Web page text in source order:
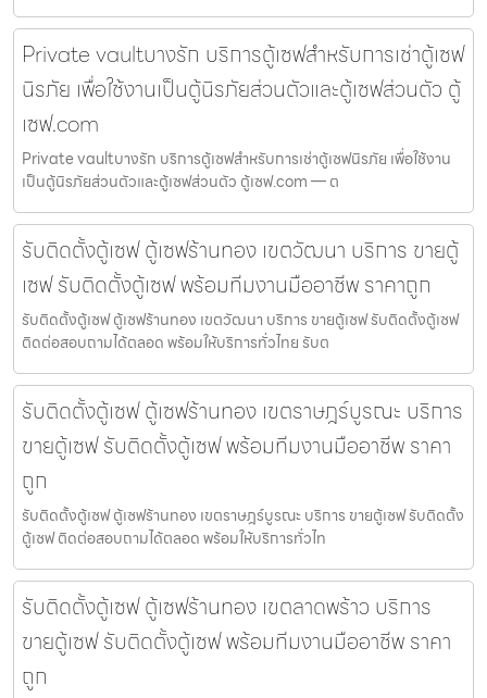
Private vaultบางรัก บริการตู้เซฟสำหรับการเช่าตู้เซฟ
นิรภัย เพื่อใช้งานเป็นตู้นิรภัยส่วนตัวและตู้เซฟส่วนตัว ตู้
เซฟ.com
Private vaultบางรัก บริการตู้เซฟสำหรับการเช่าตู้เซฟนิรภัย เพื่อใช้งาน
เป็นตู้นิรภัยส่วนตัวและตู้เซฟส่วนตัว ตู้เซฟ.com — ต
รับติดตั้งตู้เซฟ ตู้เซฟร้านทอง เขตวัฒนา บริการ ขายตู้
เซฟ รับติดตั้งตู้เซฟ พร้อมทีมงานมืออาชีพ ราคาถูก
รับติดตั้งตู้เซฟ ตู้เซฟร้านทอง เขตวัฒนา บริการ ขายตู้เซฟ รับติดตั้งตู้เซฟ
ติดต่อสอบถามได้ตลอด พร้อมให้บริการทั่วไทย รับต
รับติดตั้งตู้เซฟ ตู้เซฟร้านทอง เขตราษฎร์บูรณะ บริการ
ขายตู้เซฟ รับติดตั้งตู้เซฟ พร้อมทีมงานมืออาชีพ ราคา
ถูก
รับติดตั้งตู้เซฟ ตู้เซฟร้านทอง เขตราษฎร์บูรณะ บริการ ขายตู้เซฟ รับติดตั้ง
ตู้เซฟ ติดต่อสอบถามได้ตลอด พร้อมให้บริการทั่วไท
รับติดตั้งตู้เซฟ ตู้เซฟร้านทอง เขตลาดพร้าว บริการ
ขายตู้เซฟ รับติดตั้งตู้เซฟ พร้อมทีมงานมืออาชีพ ราคา
ถูก